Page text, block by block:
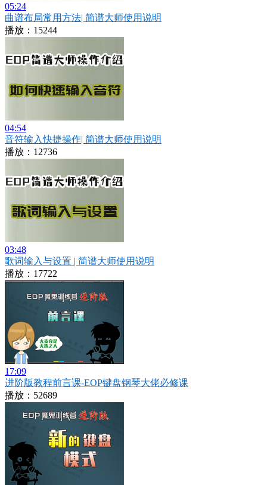
05:24
曲谱布局常用方法| 简谱大师使用说明
播放：15244
04:54
音符输入快捷操作| 简谱大师使用说明
播放：12736
03:48
歌词输入与设置 | 简谱大师使用说明
播放：17722
17:09
进阶版教程前言课-EOP键盘钢琴大佬必修课
播放：52689